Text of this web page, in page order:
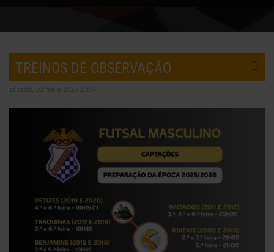
TREINOS DE OBSERVAÇÃO
sábado, 03 maio 2025 23:57